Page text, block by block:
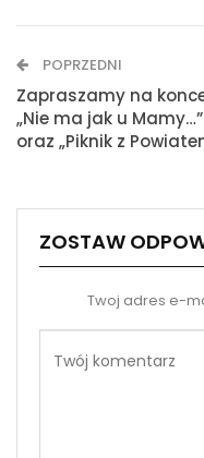
POPRZEDNI
Zapraszamy na
„Nie ma jak u Mamy…”
oraz „Piknik z
ZOSTAW
Twoj adres e-